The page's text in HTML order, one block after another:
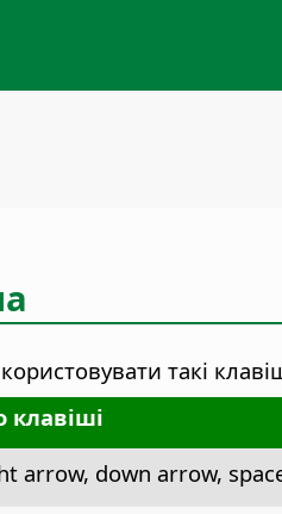
такі
клавіші
arrow, down arrow,